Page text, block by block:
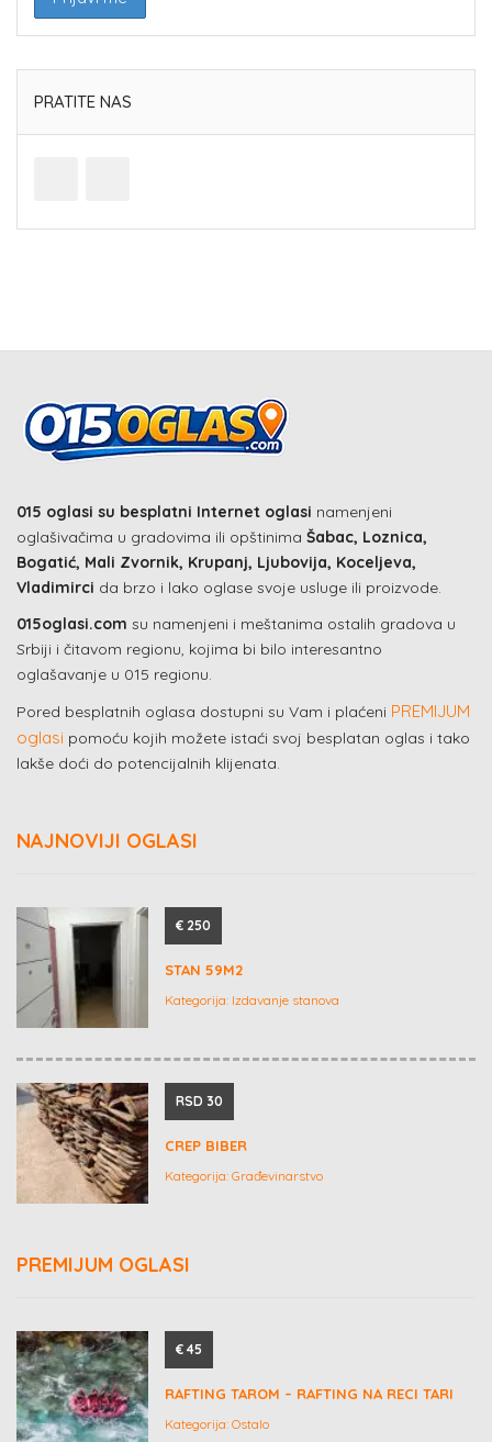
PRATITE NAS
015 oglasi su besplatni Internet oglasi namenjeni
oglašivačima u gradovima ili opštinima Šabac, Loznica,
Bogatić, Mali Zvornik, Krupanj, Ljubovija, Koceljeva,
Vladimirci da brzo i lako oglase svoje usluge ili proizvode.
015oglasi.com su namenjeni i meštanima ostalih gradova u
Srbiji i čitavom regionu, kojima bi bilo interesantno
oglašavanje u 015 regionu.
Pored besplatnih oglasa dostupni su Vam i plaćeni PREMIJUM
oglasi pomoću kojih možete istaći svoj besplatan oglas i tako
lakše doći do potencijalnih klijenata.
NAJNOVIJI OGLASI
€ 250
STAN 59M2
Kategorija: Izdavanje stanova
RSD 30
CREP BIBER
Kategorija: Građevinarstvo
PREMIJUM OGLASI
€ 45
RAFTING TAROM – RAFTING NA RECI TARI
Kategorija: Ostalo